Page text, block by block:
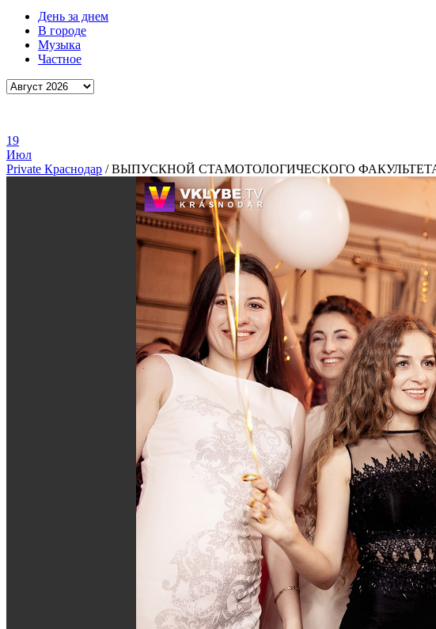
День за днем
В городе
Музыка
Частное
19
Июл
Private Краснодар /ВЫПУСКНОЙ СТАМОТОЛОГИЧЕСКОГО ФАКУЛЬТЕТА